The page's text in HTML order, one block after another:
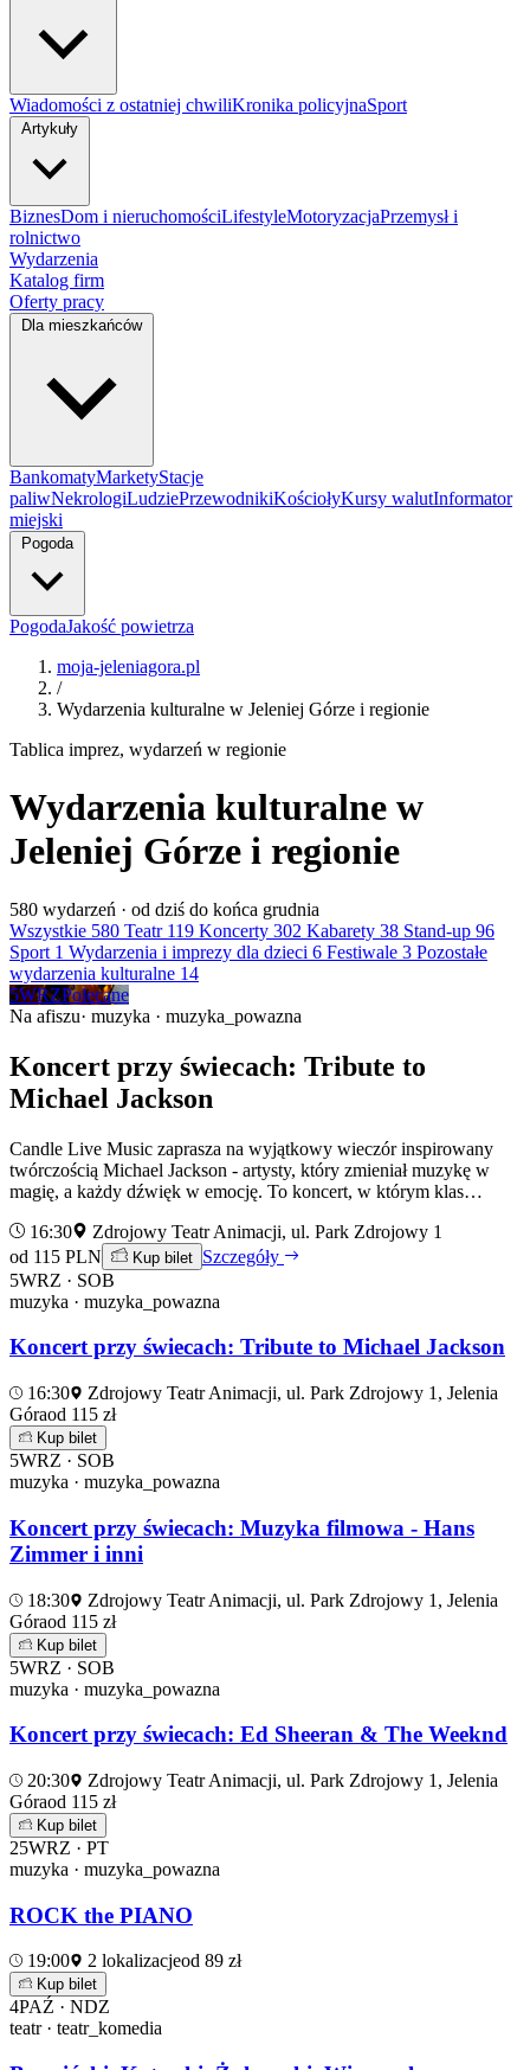
Wiadomości z ostatniej chwiliKronika policyjnaSport
Artykuły
BiznesDom i nieruchomościLifestyleMotoryzacjaPrzemysł i
rolnictwo
Wydarzenia
Katalog firm
Oferty pracy
Dla mieszkańców
BankomatyMarketyStacje
paliwNekrologiLudziePrzewodnikiKościołyKursy walutInformator
miejski
Pogoda
PogodaJakość powietrza
moja-jeleniagora.pl
/
Wydarzenia kulturalne w Jeleniej Górze i regionie
Tablica imprez, wydarzeń w regionie
Wydarzenia kulturalne w
Jeleniej Górze i regionie
580 wydarzeń · od dziś do końca grudnia
Wszystkie 580 Teatr 119 Koncerty 302 Kabarety 38 Stand-up 96
Sport 1 Wydarzenia i imprezy dla dzieci 6 Festiwale 3 Pozostałe
wydarzenia kulturalne 14
5WRZPolecane
Na afiszu· muzyka · muzyka_powazna
Koncert przy świecach: Tribute to
Michael Jackson
Candle Live Music zaprasza na wyjątkowy wieczór inspirowany
twórczością Michael Jackson - artysty, który zmieniał muzykę w
magię, a każdy dźwięk w emocję. To koncert, w którym klas…
16:30
Zdrojowy Teatr Animacji, ul. Park Zdrojowy 1
od 115 PLN
Kup bilet Szczegóły
5WRZ · SOB
muzyka · muzyka_powazna
Koncert przy świecach: Tribute to Michael Jackson
16:30
Zdrojowy Teatr Animacji, ul. Park Zdrojowy 1, Jelenia
Góraod 115 zł
Kup bilet
5WRZ · SOB
muzyka · muzyka_powazna
Koncert przy świecach: Muzyka filmowa - Hans
Zimmer i inni
18:30
Zdrojowy Teatr Animacji, ul. Park Zdrojowy 1, Jelenia
Góraod 115 zł
Kup bilet
5WRZ · SOB
muzyka · muzyka_powazna
Koncert przy świecach: Ed Sheeran & The Weeknd
20:30
Zdrojowy Teatr Animacji, ul. Park Zdrojowy 1, Jelenia
Góraod 115 zł
Kup bilet
25WRZ · PT
muzyka · muzyka_powazna
ROCK the PIANO
19:00 2 lokalizacjeod 89 zł
Kup bilet
4PAŹ · NDZ
teatr · teatr_komedia